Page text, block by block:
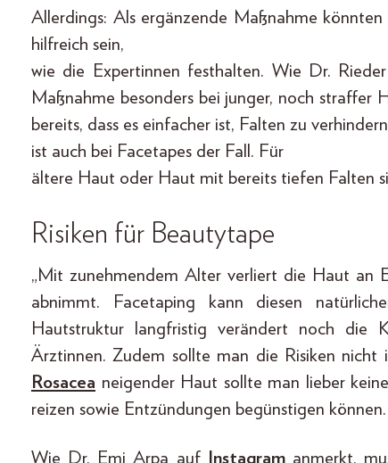
Allerdings: Als ergänzende Maßnahme
hilfreich sein,
wie die Expertinnen festhalten. Wie Dr.
Maßnahme besonders bei junger, noch straffer
bereits, dass es einfacher ist, Falten zu
ist auch bei Facetapes der Fall. Für
ältere Haut oder Haut mit bereits tiefen Falten
Risiken für Beautytape
„Mit zunehmendem Alter verliert die Haut an
abnimmt. Facetaping kann diesen
Hautstruktur langfristig verändert noch die
Ärztinnen. Zudem sollte man die Risiken nicht
Rosacea neigender Haut sollte man lieber
reizen sowie Entzündungen begünstigen können.
Wie Dr. Emi Arpa auf Instagramanmerkt,